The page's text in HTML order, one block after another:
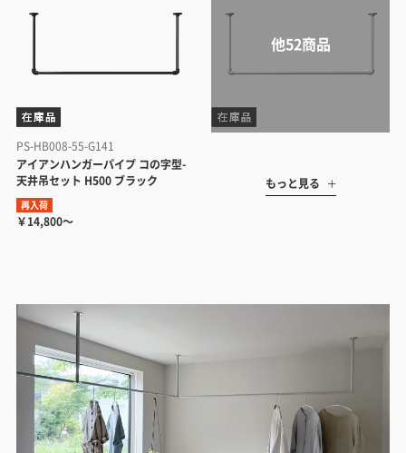
PS-HB008-55-G141
アイアンハンガーパイプ コの字型-
天井吊セット H500 ブラック
再入荷
￥14,800～
もっと見る